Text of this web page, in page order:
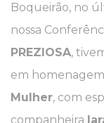
Boqueirão, no
nossa
PREZIOSA,
em
Mulher, com
companheira